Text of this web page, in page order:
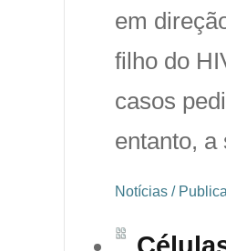
em
filho do
casos
entanto,
Notícias /